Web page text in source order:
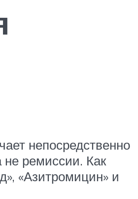
непосредственно
не ремиссии. Как
«Азитромицин» и